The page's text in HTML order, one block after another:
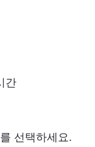
간
선택하세요.